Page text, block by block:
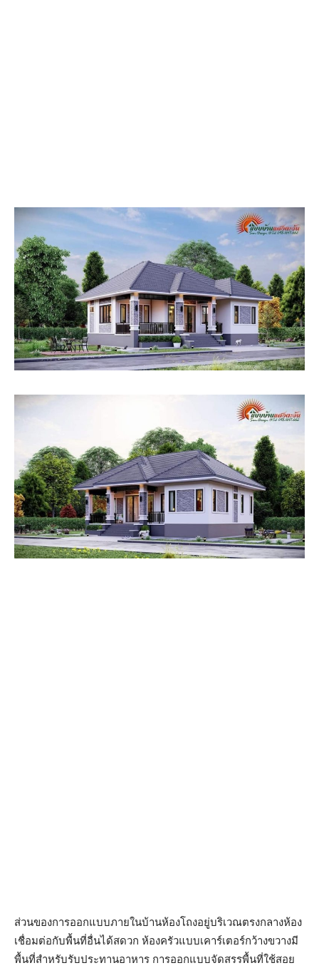
ส่วนของการออกแบบภายในบ้านห้องโถงอยู่บริเวณตรงกลางห้อง
เชื่อมต่อกับพื้นที่อื่นได้สดวก ห้องครัวแบบเคาร์เตอร์กว้างขวางมี
พื้นที่สำหรับรับประทานอาหาร การออกแบบจัดสรรพื้นที่ใช้สอย